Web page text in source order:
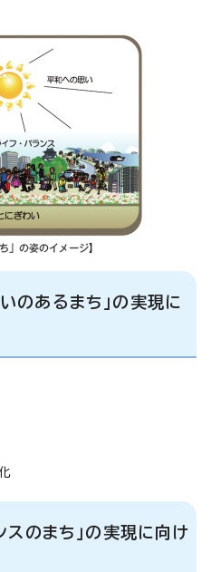
のあるまち」の実現に
ンスのまち」の実現に向け